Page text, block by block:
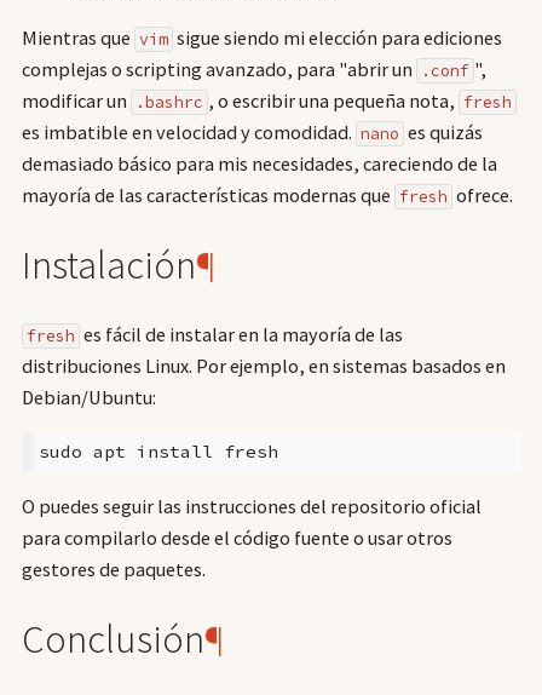
Mientras que vim sigue siendo mi elección para ediciones
complejas o scripting avanzado, para "abrir un
.conf ",
modificar un
.bashrc , o escribir una pequeña nota, fresh
es imbatible en velocidad y comodidad. nano es quizás
demasiado básico para mis necesidades, careciendo de la
mayoría de las características modernas que fresh ofrece.
Instalación¶
fresh es fácil de instalar en la mayoría de las
distribuciones Linux. Por ejemplo, en sistemas basados en
Debian/Ubuntu:
sudo apt install
O puedes seguir las instrucciones del repositorio oficial
para compilarlo desde el código fuente o usar otros
gestores de paquetes.
Conclusión¶